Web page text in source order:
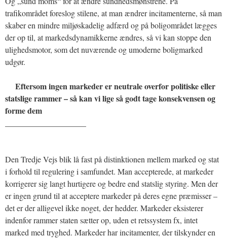
trafikområdet foreslog stilene, at man ændrer incitamenterne, så man
skaber en mindre miljøskadelig adfærd og på boligområdet lægges
der op til, at markedsdynamikkerne ændres, så vi kan stoppe den
ulighedsmotor, som det nuværende og umoderne boligmarked
udgør.
Eftersom ingen markeder er neutrale overfor politiske eller
statslige rammer – så kan vi lige så godt tage konsekvensen og
forme dem
Den Tredje Vejs blik lå fast på distinktionen mellem marked og stat
i forhold til regulering i samfundet. Man accepterede, at markeder
korrigerer sig langt hurtigere og bedre end statslig styring. Men der
er ingen grund til at acceptere markeder på deres egne præmisser –
det er der alligevel ikke noget, der hedder. Markeder eksisterer
indenfor rammer staten sætter op, uden et retssystem fx, intet
marked med tryghed. Markeder har incitamenter, der tilskynder en